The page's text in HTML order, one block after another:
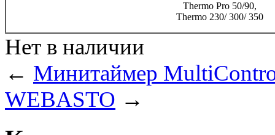
Thermo Pro 50/90,
Thermo 230/ 300/ 350
Нет в наличии
← Минитаймер
WEBASTO →